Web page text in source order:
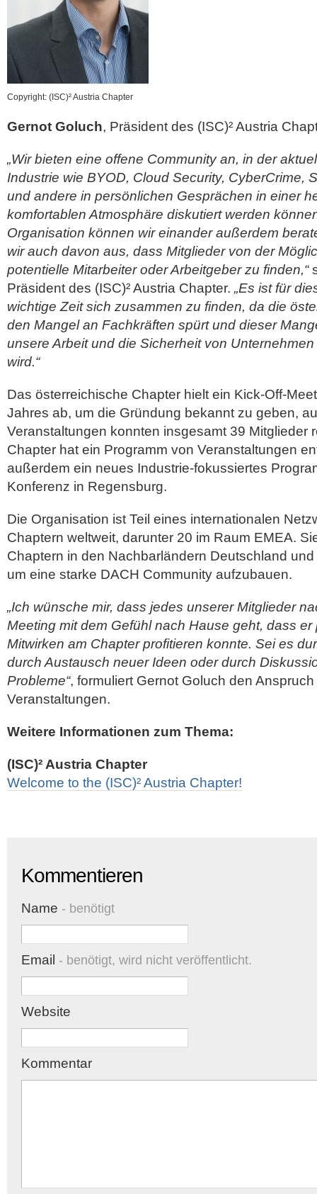
Copyright: (ISC)² Austria Chapter
Gernot Goluch, Präsident des (ISC)² Austria
„Wir bieten eine offene Community an, in der
Industrie wie BYOD, Cloud Security, CyberCrime,
und andere in persönlichen Gesprächen in einer
komfortablen Atmosphäre diskutiert werden
Organisation können wir einander außerdem
wir auch davon aus, dass Mitglieder von der
potentielle Mitarbeiter oder Arbeitgeber zu finden,“
Präsident des (ISC)² Austria Chapter. „Es ist für
wichtige Zeit sich zusammen zu finden, da die
den Mangel an Fachkräften spürt und dieser
unsere Arbeit und die Sicherheit von
wird.“
Das österreichische Chapter hielt ein Kick-Off-
Jahres ab, um die Gründung bekannt zu geben,
Veranstaltungen konnten insgesamt 39 Mitglieder
Chapter hat ein Programm von Veranstaltungen
außerdem ein neues Industrie-fokussiertes
Konferenz in Regensburg.
Die Organisation ist Teil eines internationalen
Chaptern weltweit, darunter 20 im Raum EMEA.
Chaptern in den Nachbarländern Deutschland
um eine starke DACH Community aufzubauen.
„Ich wünsche mir, dass jedes unserer Mitglieder
Meeting mit dem Gefühl nach Hause geht, dass
Mitwirken am Chapter profitieren konnte. Sei es
durch Austausch neuer Ideen oder durch
Probleme“, formuliert Gernot Goluch den
Veranstaltungen.
Weitere Informationen zum Thema:
(ISC)² Austria Chapter
Welcome to the (ISC)² Austria Chapter!
Kommentieren
Name - benötigt
Email - benötigt, wird nicht veröffentlicht.
Website
Kommentar